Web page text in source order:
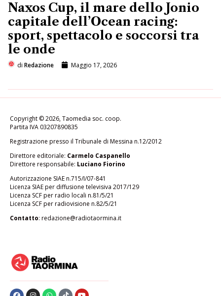
Naxos Cup, il mare dello Jonio
capitale dell’Ocean racing:
sport, spettacolo e soccorsi tra
le onde
di Redazione Maggio 17, 2026
Copyright © 2026, Taomedia soc. coop.
Partita IVA 03207890835
Registrazione presso il Tribunale di Messina n.12/2012
Direttore editoriale: Carmelo Caspanello
Direttore responsabile: Luciano Fiorino
Autorizzazione SIAE n.715/I/07-841
Licenza SIAE per diffusione televisiva 2017/129
Licenza SCF per radio locali n.81/5/21
Licenza SCF per radiovisione n.82/5/21
Contatto: redazione@radiotaormina.it